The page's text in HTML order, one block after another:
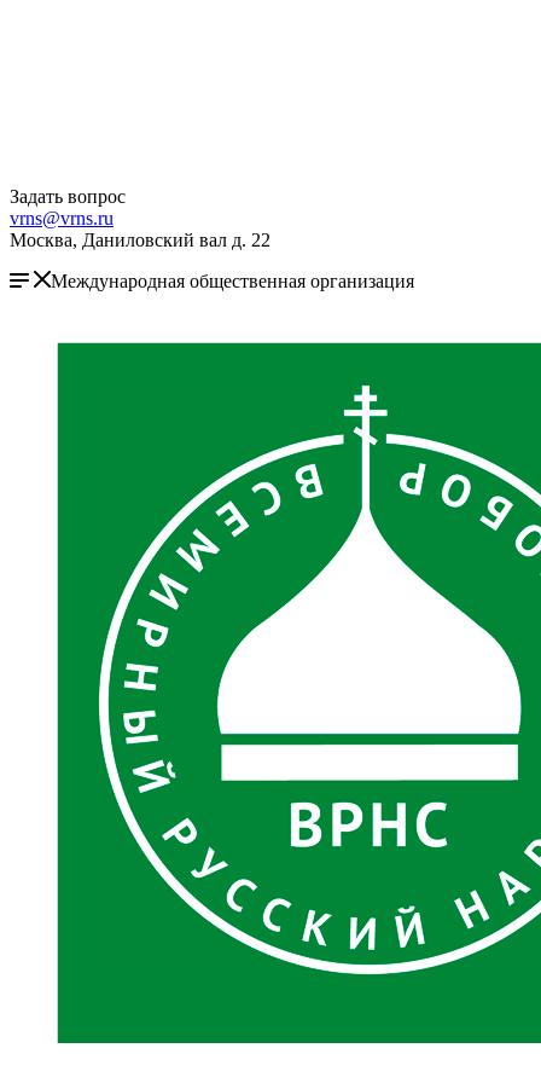
Задать вопрос
vrns@vrns.ru
Москва, Даниловский вал д. 22
Международная общественная организация